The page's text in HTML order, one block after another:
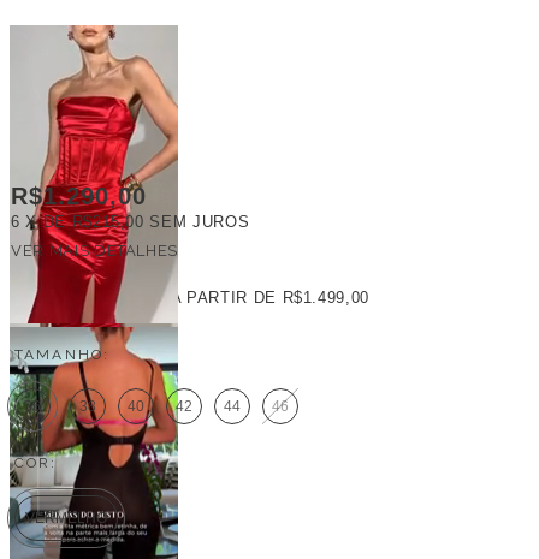
R$1.290,00
6 X DER$215,00 SEM JUROS
VER MAIS DETALHES
FRETE GRÁTIS A PARTIR DE R$1.499,00
TAMANHO:
36 38 40 42 44 46
COR:
VERMELHO